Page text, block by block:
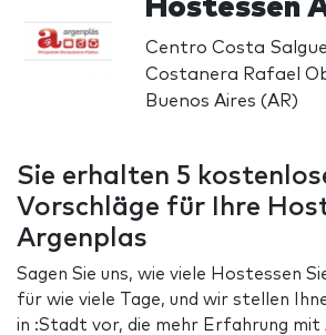
Hostessen
Centro Costa
Costanera Rafael
Buenos Aires (AR)
Sie erhalten 5
Vorschläge für Ihre
Argenplas
Sagen Sie uns, wie viele Hostessen
für wie viele Tage, und wir stellen
in :Stadt vor, die mehr Erfahrung mit